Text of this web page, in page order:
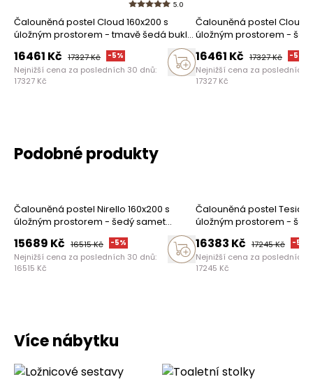
5.0
Čalouněná postel Cloud 160x200 s
úložným prostorem - tmavě šedá buklé
16461 Kč 17327Kč -5%
Nejnižší cena za posledních 30 dnů:
17327 Kč
Čalouněná postel Cloud
úložným prostorem -
16461 Kč 17327Kč -5
Nejnižší cena za posledních
17327 Kč
Podobné produkty
Čalouněná postel Nirello 160x200 s
úložným prostorem - šedý samet
15689 Kč 16515Kč -5%
Nejnižší cena za posledních 30 dnů:
16515 Kč
Čalouněná postel Tesia
úložným prostorem -
16383 Kč 17245Kč -5
Nejnižší cena za posledních
17245 Kč
Více nábytku